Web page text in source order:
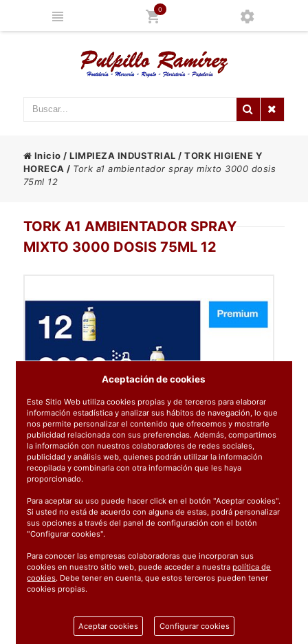
0
Inicio /LIMPIEZA INDUSTRIAL /TORK HIGIENE Y
HORECA / Tork a1 ambientador spray mixto 3000 dosis
75ml 12
TORK A1 AMBIENTADOR SPRAY
MIXTO 3000 DOSIS 75ML 12
Aceptación de cookies
Este Sitio Web utiliza cookies propias y de terceros para elaborar
información estadística y analizar sus hábitos de navegación, lo que
nos permite personalizar el contenido que ofrecemos y mostrarle
publicidad relacionada con sus preferencias. Además, compartimos
la información con nuestros colaboradores de redes sociales,
publicidad y análisis web, quienes podrán utilizar la información
recopilada y combinarla con otra información que les haya
proporcionado.
Para aceptar su uso puede hacer click en el botón "Aceptar cookies".
Si usted no está de acuerdo con alguna de estas, podrá personalizar
sus opciones a través del panel de configuración con el botón
"Configurar cookies".
Para conocer las empresas colaboradoras que incorporan sus
cookies en nuestro sitio web, puede acceder a nuestrapolítica de
cookies. Debe tener en cuenta, que estos terceros pueden tener
cookies propias.
Aceptar cookies Configurar cookies